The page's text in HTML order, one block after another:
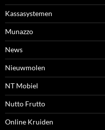
Kassasystemen
Munazzo
News
Nieuwmolen
NT Mobiel
Nutto Frutto
Online Kruiden